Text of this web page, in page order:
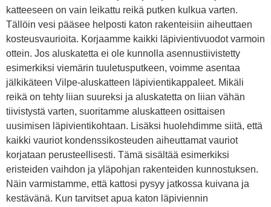
katteeseen on vain leikattu reikä putken kulkua varten.
Tällöin vesi pääsee helposti katon rakenteisiin aiheuttaen
kosteusvaurioita. Korjaamme kaikki läpivientivuodot varmoin
ottein. Jos aluskatetta ei ole kunnolla asennustiivistetty
esimerkiksi viemärin tuuletusputkeen, voimme asentaa
jälkikäteen Vilpe-aluskatteen läpivientikappaleet. Mikäli
reikä on tehty liian suureksi ja aluskatetta on liian vähän
tiivistystä varten, suoritamme aluskatteen osittaisen
uusimisen läpivientikohtaan. Lisäksi huolehdimme siitä, että
kaikki vauriot kondenssikosteuden aiheuttamat vauriot
korjataan perusteellisesti. Tämä sisältää esimerkiksi
eristeiden vaihdon ja yläpohjan rakenteiden kunnostuksen.
Näin varmistamme, että kattosi pysyy jatkossa kuivana ja
kestävänä. Kun tarvitset apua katon läpiviennin